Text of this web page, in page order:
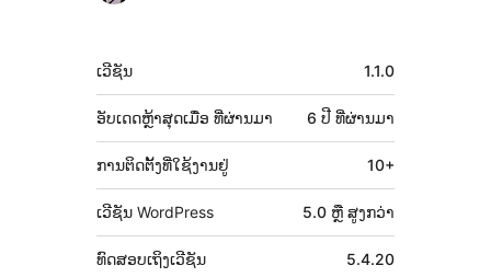
ຂໍ້ມູນ
ກຳກັບ
(Meta)
ເວີຊັນ 1.1.0
ອັບເດດຫຼ້າສຸດເມື່ອ 6 ປີ ທີ່ຜ່ານມາ
ທີ່ຜ່ານມາ
ການຕິດຕັ້ງທີ່ໃຊ້ງານຢູ່ 10+
ເວີຊັນ WordPress 5.0 ຫຼື ສູງກວ່າ
ທົດສອບເຖິງເວີຊັນ 5.4.20